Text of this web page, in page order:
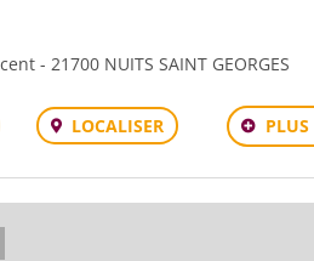
- 21700 NUITS SAINT GEORGES
LOCALISER